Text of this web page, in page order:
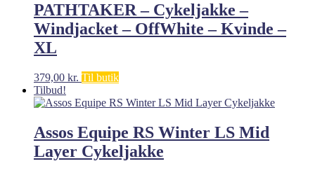
PATHTAKER – Cykeljakke –
Windjacket – OffWhite – Kvinde –
XL
379,00 kr. Til butik
Tilbud!
Assos Equipe RS Winter LS Mid
Layer Cykeljakke